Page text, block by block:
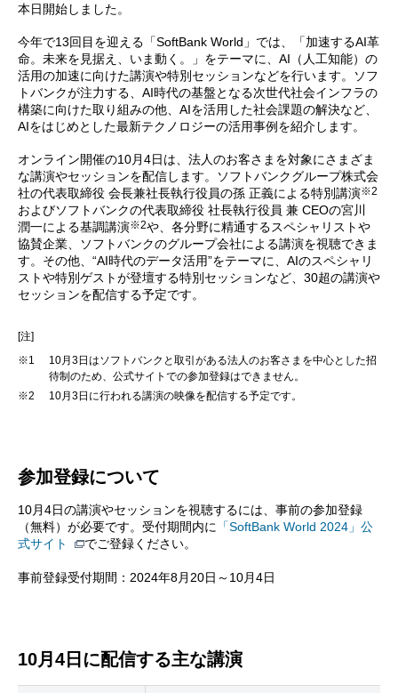
本日開始しました。
今年で13回目を迎える「SoftBank World」では、「加速するAI革
命。未来を見据え、いま動く。」をテーマに、AI（人工知能）の
活用の加速に向けた講演や特別セッションなどを行います。ソフ
トバンクが注力する、AI時代の基盤となる次世代社会インフラの
構築に向けた取り組みの他、AIを活用した社会課題の解決など、
AIをはじめとした最新テクノロジーの活用事例を紹介します。
オンライン開催の10月4日は、法人のお客さまを対象にさまざま
な講演やセッションを配信します。ソフトバンクグループ株式会
社の代表取締役 会長兼社長執行役員の孫 正義による特別講演※2
およびソフトバンクの代表取締役 社長執行役員 兼 CEOの宮川
潤一による基調講演※2や、各分野に精通するスペシャリストや
協賛企業、ソフトバンクのグループ会社による講演を視聴できま
す。その他、“AI時代のデータ活用”をテーマに、AIのスペシャリ
ストや特別ゲストが登壇する特別セッションなど、30超の講演や
セッションを配信する予定です。
[注]
※1
10月3日はソフトバンクと取引がある法人のお客さまを中心とした招
待制のため、公式サイトでの参加登録はできません。
※2
10月3日に行われる講演の映像を配信する予定です。
参加登録について
10月4日の講演やセッションを視聴するには、事前の参加登録
（無料）が必要です。受付期間内に 「SoftBank World 2024」公
式サイト
でご登録ください。
事前登録受付期間：2024年8月20日～10月4日
10月4日に配信する主な講演